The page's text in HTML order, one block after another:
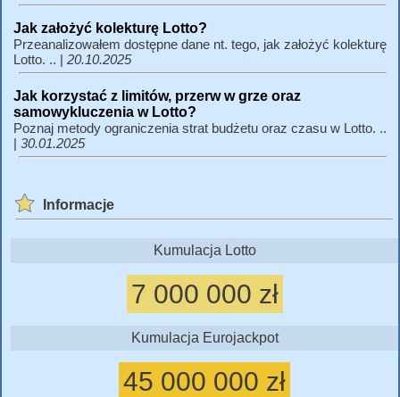
Jak założyć kolekturę Lotto?
Przeanalizowałem dostępne dane nt. tego, jak założyć kolekturę
Lotto. .. | 20.10.2025
Jak korzystać z limitów, przerw w grze oraz
samowykluczenia w Lotto?
Poznaj metody ograniczenia strat budżetu oraz czasu w Lotto. ..
| 30.01.2025
Informacje
Kumulacja Lotto
7 000 000 zł
Kumulacja Eurojackpot
45 000 000 zł